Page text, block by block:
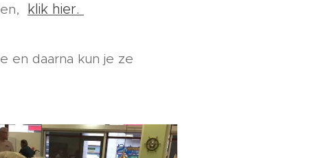
klik hier.
en daarna kun je ze